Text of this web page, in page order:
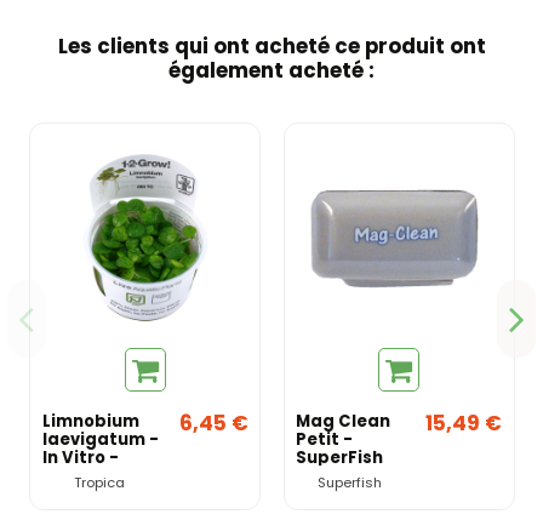
Les clients qui ont acheté ce produit ont
également acheté :
Limnobium
laevigatum -
In Vitro -
Tropica
Tropica
6,45 € Mag Clean
Petit -
SuperFish
Superfish
15,49 €